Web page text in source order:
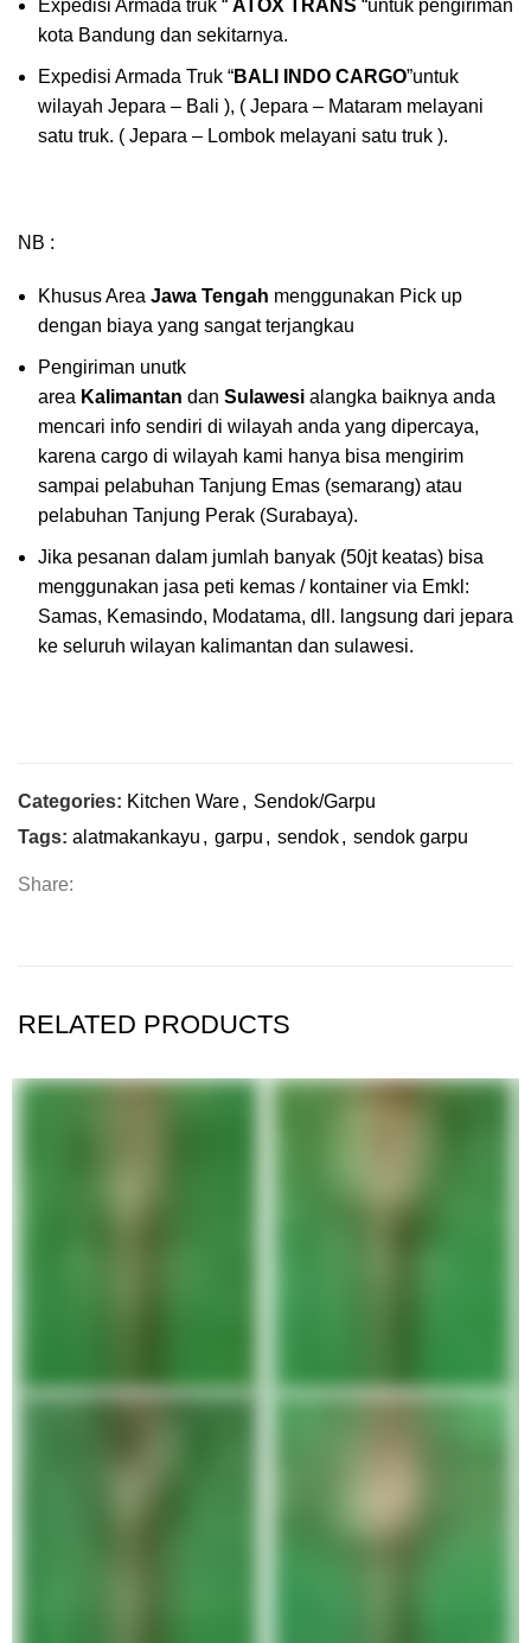
Expedisi Armada truk “ ATOX TRANS “untuk pengiriman
kota Bandung dan sekitarnya.
Expedisi Armada Truk “BALI INDO CARGO”untuk
wilayah Jepara – Bali ), ( Jepara – Mataram melayani
satu truk. ( Jepara – Lombok melayani satu truk ).
NB :
Khusus Area Jawa Tengah menggunakan Pick up
dengan biaya yang sangat terjangkau
Pengiriman unutk
area Kalimantan dan Sulawesi alangka baiknya anda
mencari info sendiri di wilayah anda yang dipercaya,
karena cargo di wilayah kami hanya bisa mengirim
sampai pelabuhan Tanjung Emas (semarang) atau
pelabuhan Tanjung Perak (Surabaya).
Jika pesanan dalam jumlah banyak (50jt keatas) bisa
menggunakan jasa peti kemas / kontainer via Emkl:
Samas, Kemasindo, Modatama, dll. langsung dari jepara
ke seluruh wilayan kalimantan dan sulawesi.
Categories: Kitchen Ware, Sendok/Garpu
Tags: alatmakankayu , garpu , sendok, sendok garpu
Share:
RELATED PRODUCTS